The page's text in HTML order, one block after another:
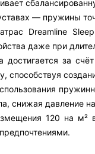
— пружины
Dreamline
даже при
достигается за
способствуя
снижая давление
120 на м²